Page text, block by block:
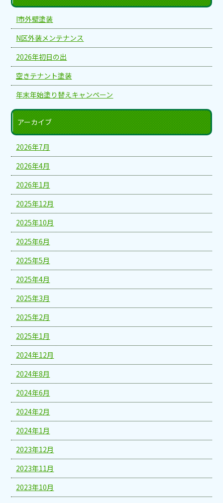
I市外壁塗装
N区外装メンテナンス
2026年初日の出
空きテナント塗装
年末年始塗り替えキャンペーン
アーカイブ
2026年7月
2026年4月
2026年1月
2025年12月
2025年10月
2025年6月
2025年5月
2025年4月
2025年3月
2025年2月
2025年1月
2024年12月
2024年8月
2024年6月
2024年2月
2024年1月
2023年12月
2023年11月
2023年10月